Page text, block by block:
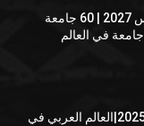
تصنيف الجامعات كيو إس 2027 | 60 جامعة
مؤشر مُدرَكات الفساد 2025|العالم العربي في